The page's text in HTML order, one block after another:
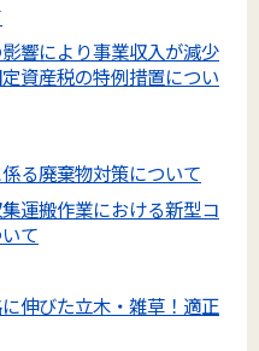
響により事業収入が減少
資産税の特例措置につい
る廃棄物対策について
運搬作業における新型コ
て
伸びた立木・雑草！適正